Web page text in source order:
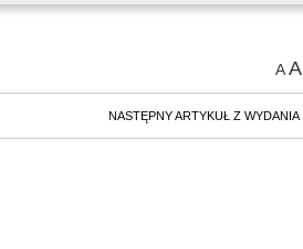
AA
NASTĘPNY ARTYKUŁ Z WYDANIA